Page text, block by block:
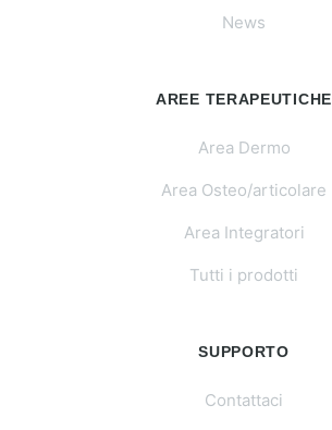
News
AREE TERAPEUTICHE
Area Dermo
Area Osteo/articolare
Area Integratori
Tutti i prodotti
SUPPORTO
Contattaci